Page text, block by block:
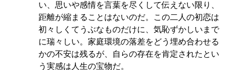
い、思いや感情を言葉を尽くして伝えない限り、
距離が縮まることはないのだ。この二人の初恋は
初々しくてうぶなものだけに、気恥ずかしいまで
に瑞々しい。家庭環境の落差をどう埋め合わせる
かの不安は残るが、自らの存在を肯定されたとい
う実感は人生の宝物だ。